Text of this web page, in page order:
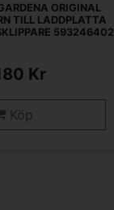
ORIGINAL
TILL LADDPLATTA
593246402
Kr
Köp